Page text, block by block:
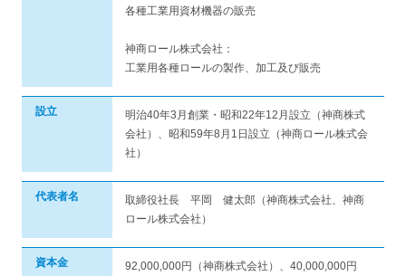
各種工業用資材機器の販売
神商ロール株式会社：
工業用各種ロールの製作、加工及び販売
設立
明治40年3月創業・昭和22年12月設立（神商株式
会社）、昭和59年8月1日設立（神商ロール株式会
社）
代表者名
取締役社長 平岡 健太郎（神商株式会社、神商
ロール株式会社）
資本金
92,000,000円（神商株式会社）、40,000,000円